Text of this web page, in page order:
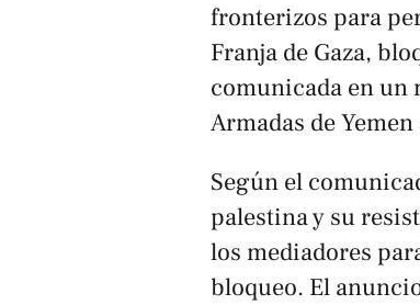
fronterizos para
Franja de Gaza,
comunicada en un
Armadas de
Según el
palestina y su
los mediadores
bloqueo. El